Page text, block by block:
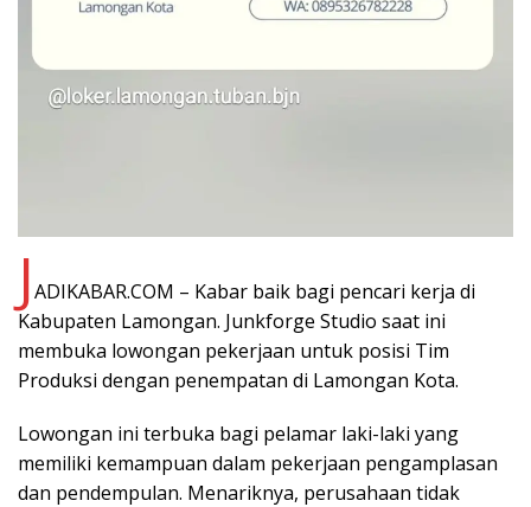
JADIKABAR.COM – Kabar baik bagi pencari kerja di
Kabupaten Lamongan. Junkforge Studio saat ini
membuka lowongan pekerjaan untuk posisi Tim
Produksi dengan penempatan di Lamongan Kota.
Lowongan ini terbuka bagi pelamar laki-laki yang
memiliki kemampuan dalam pekerjaan pengamplasan
dan pendempulan. Menariknya, perusahaan tidak